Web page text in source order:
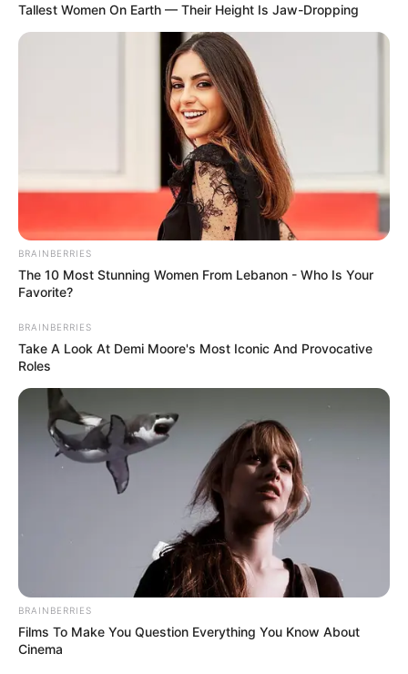
Tallest Women On Earth — Their Height Is Jaw-Dropping
BRAINBERRIES
The 10 Most Stunning Women From Lebanon - Who Is Your
Favorite?
BRAINBERRIES
Take A Look At Demi Moore's Most Iconic And Provocative
Roles
BRAINBERRIES
Films To Make You Question Everything You Know About
Cinema